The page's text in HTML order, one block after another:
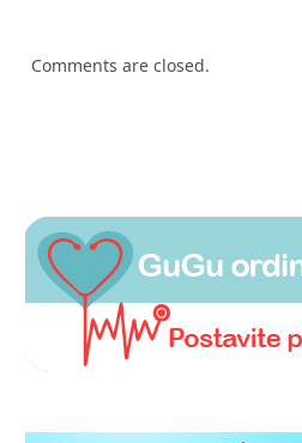
Comments are closed.